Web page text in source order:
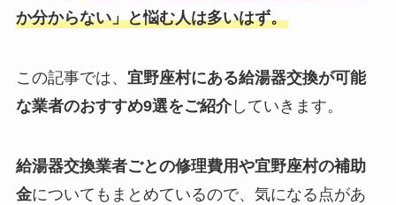
か分からない」と悩む人は多いはず。
この記事では、 宜野座村にある給湯器交換が可能
な業者のおすすめ9選をご紹介していきます。
給湯器交換業者ごとの修理費用や宜野座村の補助
金についてもまとめているので、気になる点があ